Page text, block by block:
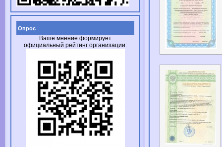
Опрос
Ваше мнение формирует
официальный рейтинг организации: